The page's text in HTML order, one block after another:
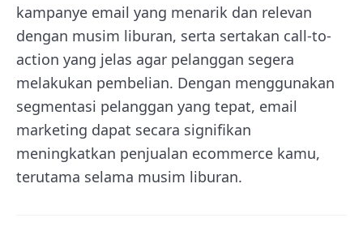
kampanye email yang menarik dan relevan
dengan musim liburan, serta sertakan call-to-
action yang jelas agar pelanggan segera
melakukan pembelian. Dengan menggunakan
segmentasi pelanggan yang tepat, email
marketing dapat secara signifikan
meningkatkan penjualan ecommerce kamu,
terutama selama musim liburan.